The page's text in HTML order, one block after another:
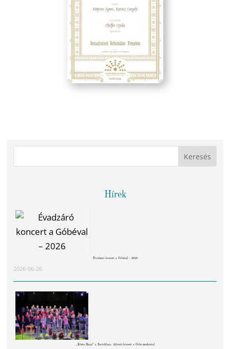
Hírek
Évadzáró koncert a Góbéval – 2026
2026-06-26
„Közös Hang” a Bartókban: Adventi koncert a Góbé zenekarral